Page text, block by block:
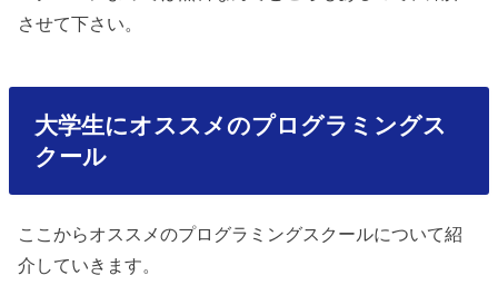
させて下さい。
大学生にオススメのプログラミングス
クール
ここからオススメのプログラミングスクールについて紹
介していきます。